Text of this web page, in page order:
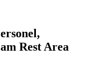
Rest Area